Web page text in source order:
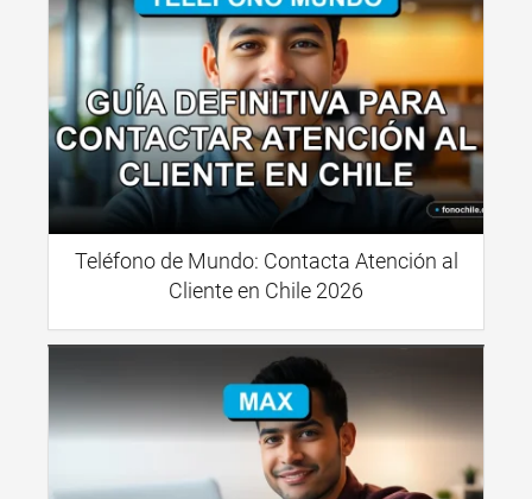
Teléfono de Mundo: Contacta Atención al
Cliente en Chile 2026